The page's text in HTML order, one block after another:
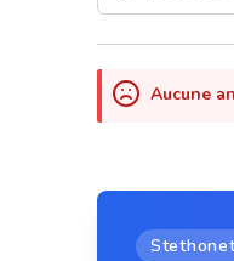
Aucune